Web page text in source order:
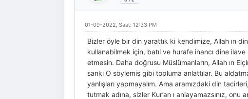
01-09-2022, Saat: 12:33 PM
Bizler öyle bir din yarattık ki kendimize, Allah ın
kullanabilmek için, batıl ve hurafe inancı dine
etmesin. Daha doğrusu Müslümanların, Allah ın
sanki O söylemiş gibi topluma anlattılar. Bu
yanlışları yapmayalım. Ama aramızdaki din
tutmak adına, sizler Kur’an ı anlayamazsınız,